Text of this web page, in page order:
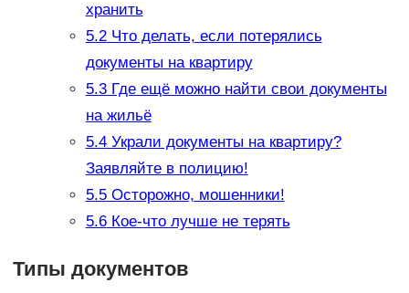
хранить
5.2Что делать, если потерялись
документы на квартиру
5.3Где ещё можно найти свои документы
на жильё
5.4Украли документы на квартиру?
Заявляйте в полицию!
5.5Осторожно, мошенники!
5.6Кое-что лучше не терять
Типы документов